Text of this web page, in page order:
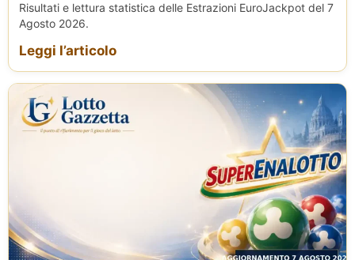
Risultati e lettura statistica delle Estrazioni EuroJackpot del 7
Agosto 2026.
Leggi l’articolo